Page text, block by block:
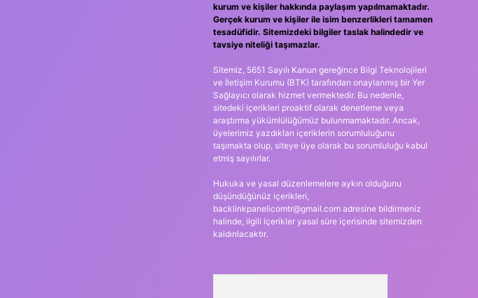
kurum ve kişiler hakkında paylaşım yapılmamaktadır.
Gerçek kurum ve kişiler ile isim benzerlikleri tamamen
tesadüfidir. Sitemizdeki bilgiler taslak halindedir ve
tavsiye niteliği taşımazlar.
Sitemiz, 5651 Sayılı Kanun gereğince Bilgi Teknolojileri
ve İletişim Kurumu (BTK) tarafından onaylanmış bir Yer
Sağlayıcı olarak hizmet vermektedir. Bu nedenle,
sitedeki içerikleri proaktif olarak denetleme veya
araştırma yükümlülüğümüz bulunmamaktadır. Ancak,
üyelerimiz yazdıkları içeriklerin sorumluluğunu
taşımakta olup, siteye üye olarak bu sorumluluğu kabul
etmiş sayılırlar.
Hukuka ve yasal düzenlemelere aykırı olduğunu
düşündüğünüz içerikleri,
backlinkpanelicomtr@gmail.comadresine bildirmeniz
halinde, ilgili içerikler yasal süre içerisinde sitemizden
kaldırılacaktır.